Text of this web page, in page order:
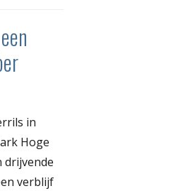
in
Hoge
drijvende
verblijf